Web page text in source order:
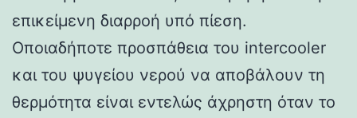
επικείμενη διαρροή υπό πίεση.
Οποιαδήποτε προσπάθεια του intercooler
και του ψυγείου νερού να αποβάλουν τη
θερμότητα είναι εντελώς άχρηστη όταν το